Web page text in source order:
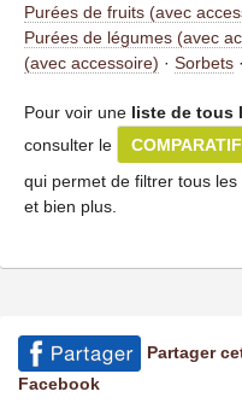
Purées de fruits (avec
Purées de légumes (avec
(avec accessoire) · Sorbets ·
Pour voir une liste de tous
consulter le
qui permet de filtrer tous
et bien plus.
Partager
Facebook